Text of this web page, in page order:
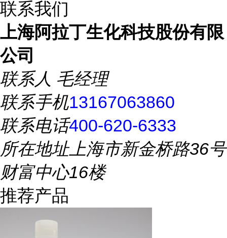
联系我们
上海阿拉丁生化科技股份有限
公司
联系人 毛经理
联系手机13167063860
联系电话400-620-6333
所在地址上海市新金桥路36号
财富中心16楼
推荐产品